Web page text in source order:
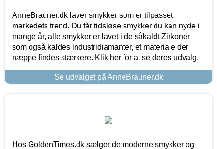
AnneBrauner.dk laver smykker som er tilpasset
markedets trend. Du får tidsløse smykker du kan nyde i
mange år, alle smykker er lavet i de såkaldt Zirkoner
som også kaldes industridiamanter, et materiale der
næppe findes stærkere. Klik her for at se deres udvalg.
Se udvalget på AnneBrauner.dk
Hos GoldenTimes.dk sælger de moderne smykker og